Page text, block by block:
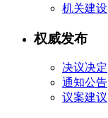
机关建设
权威发布
决议决定
通知公告
议案建议